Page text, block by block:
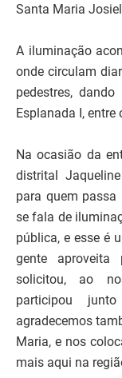
Santa Maria
A iluminação
onde circulam
pedestres,
Esplanada I,
Na ocasião da
distrital
para quem passa
se fala de
pública, e esse é
gente aproveita
solicitou, ao
participou
agradecemos
Maria, e nos
mais aqui na